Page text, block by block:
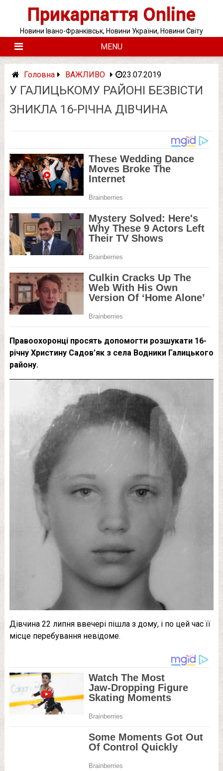
Прикарпаття Online
Новини Івано-Франківськ, Новини України, Новини Світу
MENU
Головна ВАЖЛИВО 23.07.2019
У ГАЛИЦЬКОМУ РАЙОНІ БЕЗВІСТИ
ЗНИКЛА 16-РІЧНА ДІВЧИНА
Правоохоронці просять допомогти розшукати 16-
річну Христину Садов’як з села Водники Галицького
району.
Дівчина 22 липня ввечері пішла з дому, і по цей час її
місце перебування невідоме.